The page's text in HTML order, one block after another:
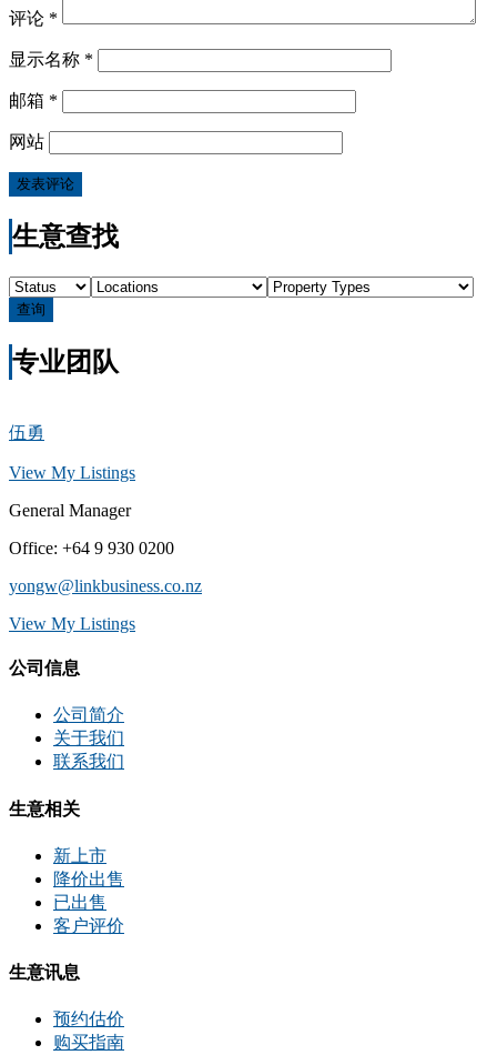
评论 *
显示名称 *
邮箱 *
网站
生意查找
查询
专业团队
伍勇
View My Listings
General Manager
Office: +64 9 930 0200
yongw@linkbusiness.co.nz
View My Listings
公司信息
公司简介
关于我们
联系我们
生意相关
新上市
降价出售
已出售
客户评价
生意讯息
预约估价
购买指南